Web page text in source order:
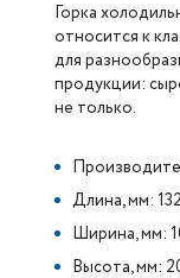
Горка
относится к
для
продукции:
не только.
Длина, мм:
Ширина, мм:
Высота, мм: